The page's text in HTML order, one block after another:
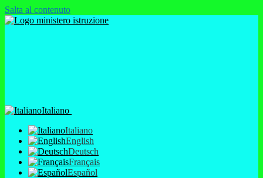
Salta al contenuto
Italiano
Italiano
English
Deutsch
Français
Español